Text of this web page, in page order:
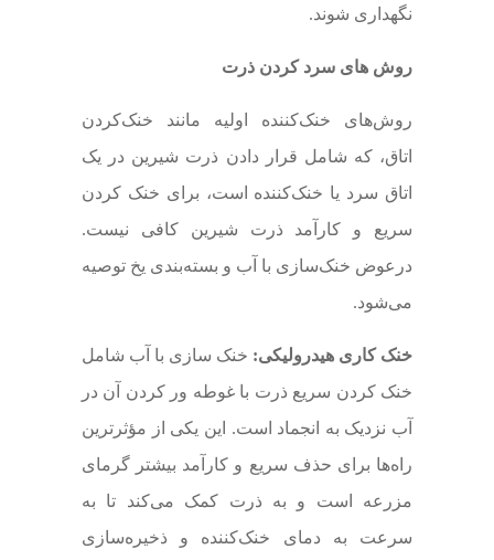
نگهداری شوند.
روش های سرد کردن ذرت
روش‌های خنک‌کننده اولیه مانند خنک‌کردن
اتاق، که شامل قرار دادن ذرت شیرین در یک
اتاق سرد یا خنک‌کننده است، برای خنک کردن
سریع و کارآمد ذرت شیرین کافی نیست.
درعوض خنک‌سازی با آب و بسته‌بندی یخ توصیه
می‌شود.
خنک کاری هیدرولیکی: خنک سازی با آب شامل
خنک کردن سریع ذرت با غوطه ور کردن آن در
آب نزدیک به انجماد است. این یکی از مؤثرترین
راه‌ها برای حذف سریع و کارآمد بیشتر گرمای
مزرعه است و به ذرت کمک می‌کند تا به
سرعت به دمای خنک‌کننده و ذخیره‌سازی